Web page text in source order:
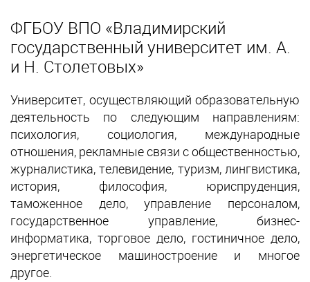
ФГБОУ ВПО «Владимирский
государственный университет им. А.
и Н. Столетовых»
Университет, осуществляющий образовательную
деятельность по следующим направлениям:
психология, социология, международные
отношения, рекламные связи с общественностью,
журналистика, телевидение, туризм, лингвистика,
история, философия, юриспруденция,
таможенное дело, управление персоналом,
государственное управление, бизнес-
информатика, торговое дело, гостиничное дело,
энергетическое машиностроение и многое
другое.